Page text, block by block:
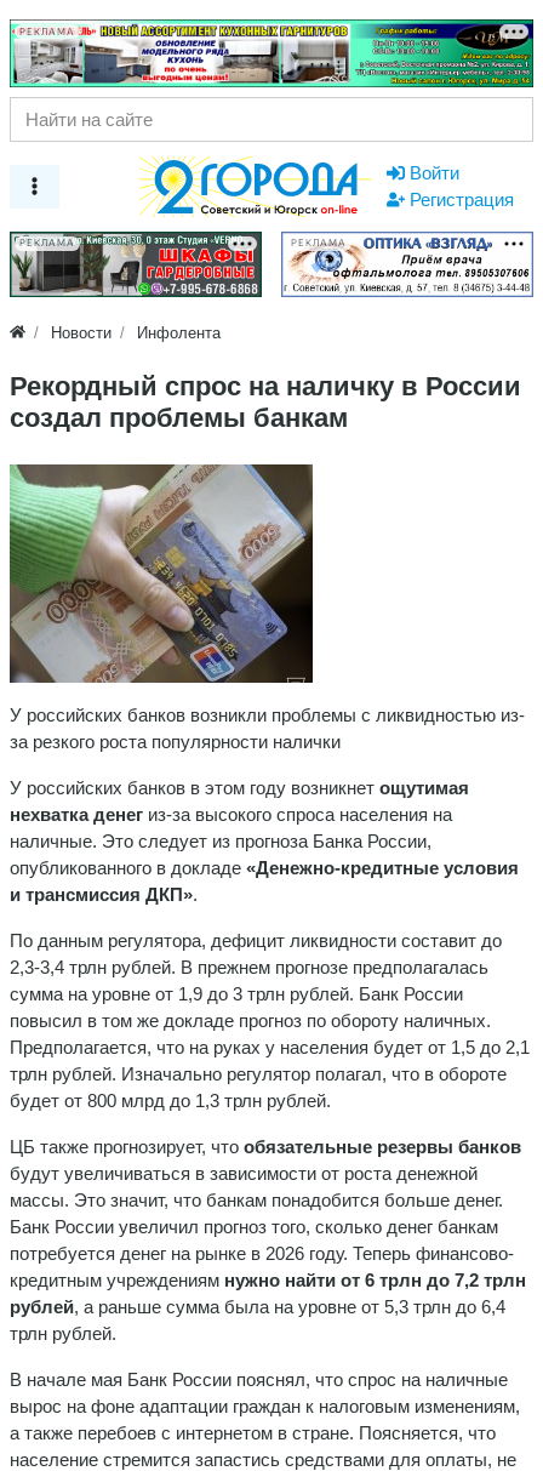
РЕКЛАМА
Войти
Регистрация
РЕКЛАМА РЕКЛАМА
Новости Инфолента
Рекордный спрос на наличку в России
создал проблемы банкам
У российских банков возникли проблемы с ликвидностью из-
за резкого роста популярности налички
У российских банков в этом году возникнет ощутимая
нехватка денег из-за высокого спроса населения на
наличные. Это следует из прогноза Банка России,
опубликованного в докладе «Денежно-кредитные условия
и трансмиссия ДКП».
По данным регулятора, дефицит ликвидности составит до
2,3-3,4 трлн рублей. В прежнем прогнозе предполагалась
сумма на уровне от 1,9 до 3 трлн рублей. Банк России
повысил в том же докладе прогноз по обороту наличных.
Предполагается, что на руках у населения будет от 1,5 до 2,1
трлн рублей. Изначально регулятор полагал, что в обороте
будет от 800 млрд до 1,3 трлн рублей.
ЦБ также прогнозирует, что обязательные резервы банков
будут увеличиваться в зависимости от роста денежной
массы. Это значит, что банкам понадобится больше денег.
Банк России увеличил прогноз того, сколько денег банкам
потребуется денег на рынке в 2026 году. Теперь финансово-
кредитным учреждениям нужно найти от 6 трлн до 7,2 трлн
рублей, а раньше сумма была на уровне от 5,3 трлн до 6,4
трлн рублей.
В начале мая Банк России пояснял, что спрос на наличные
вырос на фоне адаптации граждан к налоговым изменениям,
а также перебоев с интернетом в стране. Поясняется, что
население стремится запастись средствами для оплаты, не